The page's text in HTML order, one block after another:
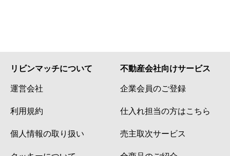
リビンマッチについて
運営会社
利用規約
個人情報の取り扱い
不動産会社向けサービス
企業会員のご登録
仕入れ担当の方はこちら
売主取次サービス